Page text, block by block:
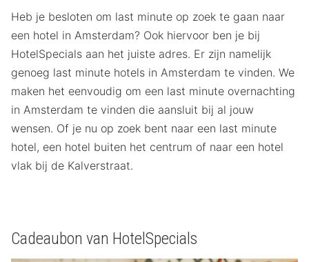
Heb je besloten om last minute op zoek te gaan naar
een hotel in Amsterdam? Ook hiervoor ben je bij
HotelSpecials aan het juiste adres. Er zijn namelijk
genoeg last minute hotels in Amsterdam te vinden. We
maken het eenvoudig om een last minute overnachting
in Amsterdam te vinden die aansluit bij al jouw
wensen. Of je nu op zoek bent naar een last minute
hotel, een hotel buiten het centrum of naar een hotel
vlak bij de Kalverstraat.
Cadeaubon van HotelSpecials